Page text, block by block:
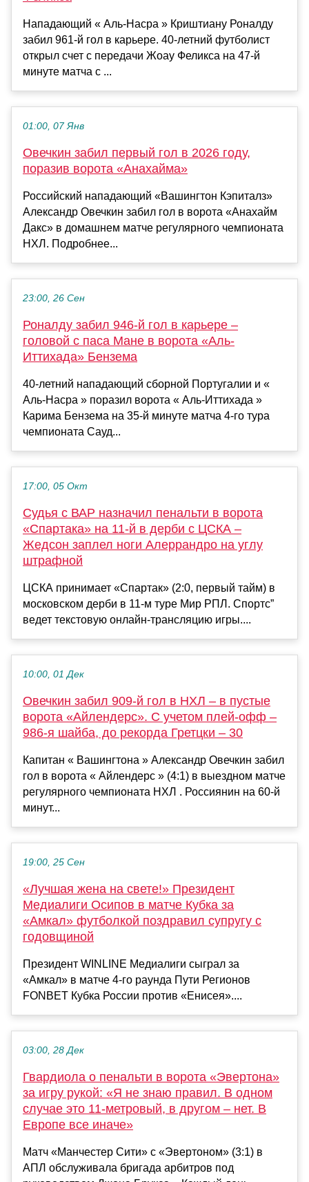
Нападающий « Аль-Насра » Криштиану Роналду
забил 961-й гол в карьере. 40-летний футболист
открыл счет с передачи Жоау Феликса на 47-й
минуте матча с ...
01:00, 07 Янв
Овечкин забил первый гол в 2026 году,
поразив ворота «Анахайма»
Российский нападающий «Вашингтон Кэпиталз»
Александр Овечкин забил гол в ворота «Анахайм
Дакс» в домашнем матче регулярного чемпионата
НХЛ. Подробнее...
23:00, 26 Сен
Роналду забил 946-й гол в карьере –
головой с паса Мане в ворота «Аль-
Иттихада» Бензема
40-летний нападающий сборной Португалии и «
Аль-Насра » поразил ворота « Аль-Иттихада »
Карима Бензема на 35-й минуте матча 4-го тура
чемпионата Сауд...
17:00, 05 Окт
Судья с ВАР назначил пенальти в ворота
«Спартака» на 11-й в дерби с ЦСКА –
Жедсон заплел ноги Алеррандро на углу
штрафной
ЦСКА принимает «Спартак» (2:0, первый тайм) в
московском дерби в 11-м туре Мир РПЛ. Спортс”
ведет текстовую онлайн-трансляцию игры....
10:00, 01 Дек
Овечкин забил 909-й гол в НХЛ – в пустые
ворота «Айлендерс». С учетом плей-офф –
986-я шайба, до рекорда Гретцки – 30
Капитан « Вашингтона » Александр Овечкин забил
гол в ворота « Айлендерс » (4:1) в выездном матче
регулярного чемпионата НХЛ . Россиянин на 60-й
минут...
19:00, 25 Сен
«Лучшая жена на свете!» Президент
Медиалиги Осипов в матче Кубка за
«Амкал» футболкой поздравил супругу с
годовщиной
Президент WINLINE Медиалиги сыграл за
«Амкал» в матче 4-го раунда Пути Регионов
FONBET Кубка России против «Енисея»....
03:00, 28 Дек
Гвардиола о пенальти в ворота «Эвертона»
за игру рукой: «Я не знаю правил. В одном
случае это 11-метровый, в другом – нет. В
Европе все иначе»
Матч «Манчестер Сити» с «Эвертоном» (3:1) в
АПЛ обслуживала бригада арбитров под